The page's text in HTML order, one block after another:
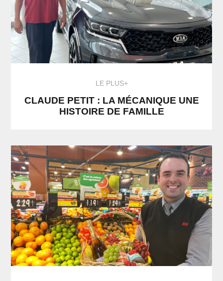
LE PLUS+
CLAUDE PETIT : LA MÉCANIQUE UNE
HISTOIRE DE FAMILLE